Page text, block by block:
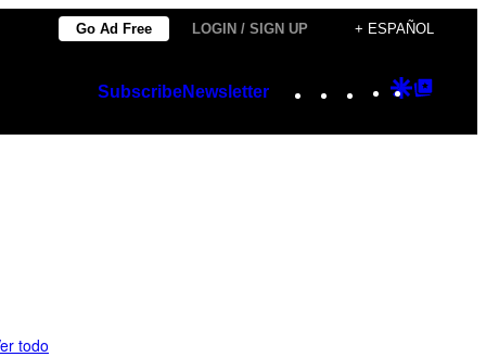
Go Ad Free LOGIN / SIGN UP + ESPAÑOL
SubscribeNewsletter Instagram
TikTok
YouTube
Google
todo